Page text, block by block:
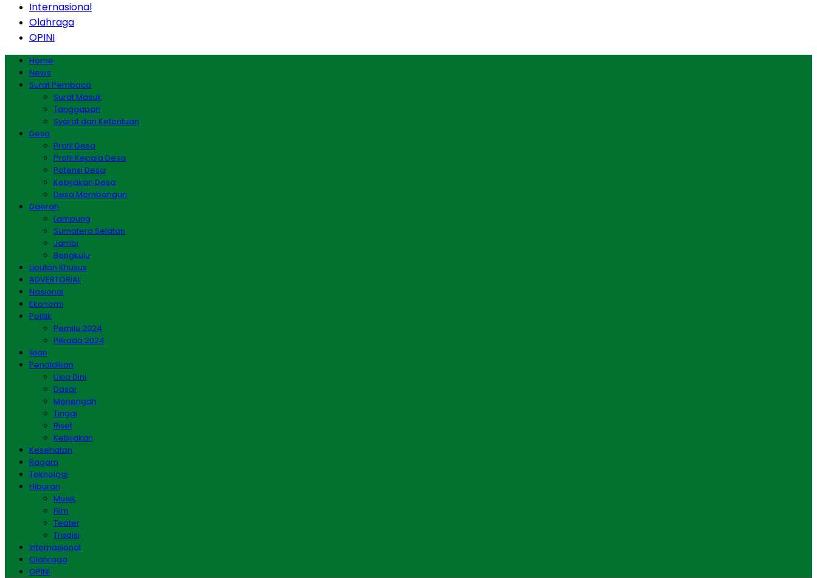
Internasional
Olahraga
OPINI
Home
News
Surat Pembaca
Surat Masuk
Tanggapan
Syarat dan Ketentuan
Desa
Profil Desa
Profil Kepala Desa
Potensi Desa
Kebijakan Desa
Desa Membangun
Daerah
Lampung
Sumatera Selatan
Jambi
Bengkulu
Liputan Khusus
ADVERTORIAL
Nasional
Ekonomi
Politik
Pemilu 2024
Pilkada 2024
Iklan
Pendidikan
Usia Dini
Dasar
Menengah
Tinggi
Riset
Kebijakan
Kesehatan
Ragam
Teknologi
Hiburan
Musik
Film
Teater
Tradisi
Internasional
Olahraga
OPINI